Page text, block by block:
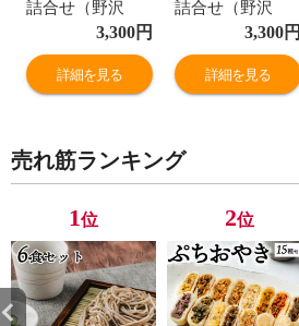
詰合せ（野沢
菜・きのこ・や
さい・ポテト・
あんこ・なす・
切干大根・に
｜送料無料
3,300円
詳細を見る
詰合せ（野沢
菜・きのこ・や
さい・ポテト・
あんこ・なす・
切干大根・に
料無料
3,300円
詳細を見る
売れ筋ランキング
1位 2位